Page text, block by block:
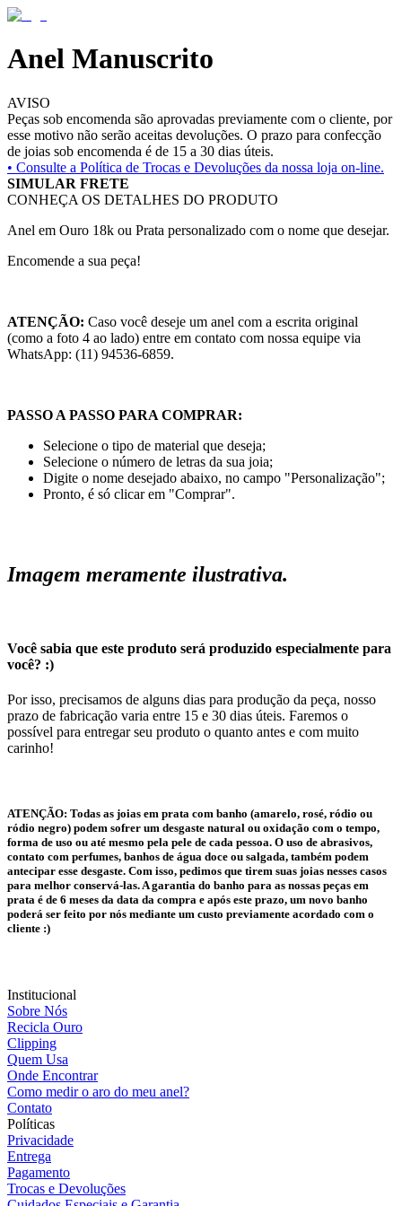
Anel Manuscrito
AVISO
Peças sob encomenda são aprovadas previamente com o cliente, por
esse motivo não serão aceitas devoluções. O prazo para confecção
de joias sob encomenda é de 15 a 30 dias úteis.
• Consulte a Política de Trocas e Devoluções da nossa loja on-line.
SIMULAR FRETE
CONHEÇA OS DETALHES DO PRODUTO
Anel em Ouro 18k ou Prata personalizado com o nome que desejar.
Encomende a sua peça!
ATENÇÃO: Caso você deseje um anel com a escrita original
(como a foto 4 ao lado) entre em contato com nossa equipe via
WhatsApp: (11) 94536-6859.
PASSO A PASSO PARA COMPRAR:
Selecione o tipo de material que deseja;
Selecione o número de letras da sua joia;
Digite o nome desejado abaixo, no campo "Personalização";
Pronto, é só clicar em "Comprar".
Imagem meramente ilustrativa.
Você sabia que este produto será produzido especialmente para
você? :)
Por isso, precisamos de alguns dias para produção da peça, nosso
prazo de fabricação varia entre 15 e 30 dias úteis. Faremos o
possível para entregar seu produto o quanto antes e com muito
carinho!
ATENÇÃO: Todas as joias em prata com banho (amarelo, rosé, ródio ou
ródio negro) podem sofrer um desgaste natural ou oxidação com o tempo,
forma de uso ou até mesmo pela pele de cada pessoa. O uso de abrasivos,
contato com perfumes, banhos de água doce ou salgada, também podem
antecipar esse desgaste. Com isso, pedimos que tirem suas joias nesses casos
para melhor conservá-las. A garantia do banho para as nossas peças em
prata é de 6 meses da data da compra e após este prazo, um novo banho
poderá ser feito por nós mediante um custo previamente acordado com o
cliente :)
Institucional
Sobre Nós
Recicla Ouro
Clipping
Quem Usa
Onde Encontrar
Como medir o aro do meu anel?
Contato
Políticas
Privacidade
Entrega
Pagamento
Trocas e Devoluções